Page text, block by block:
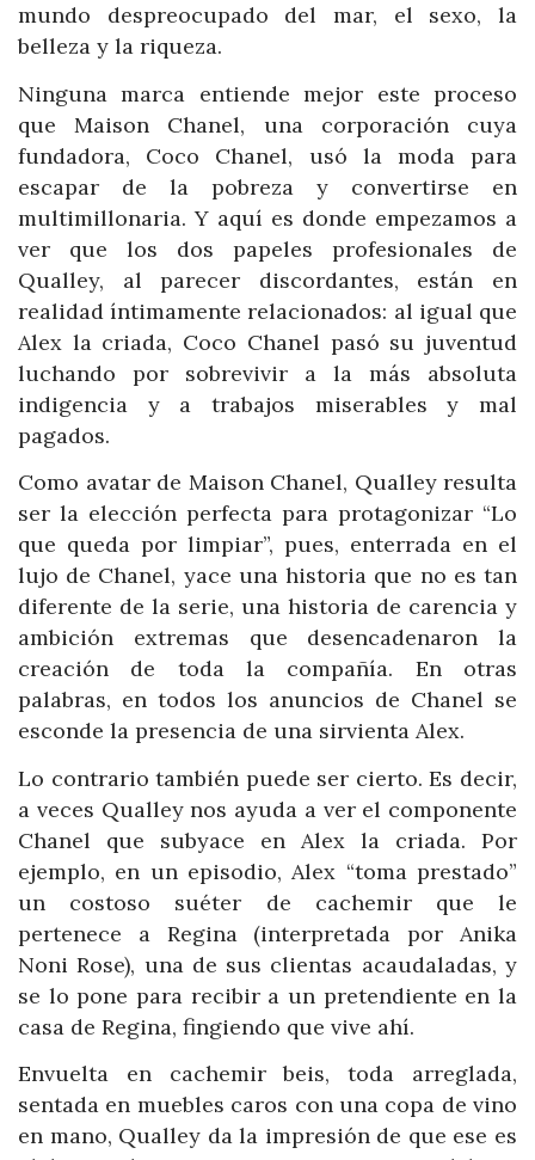
mundo despreocupado del mar, el sexo, la
belleza y la riqueza.
Ninguna marca entiende mejor este proceso
que Maison Chanel, una corporación cuya
fundadora, Coco Chanel, usó la moda para
escapar de la pobreza y convertirse en
multimillonaria. Y aquí es donde empezamos a
ver que los dos papeles profesionales de
Qualley, al parecer discordantes, están en
realidad íntimamente relacionados: al igual que
Alex la criada, Coco Chanel pasó su juventud
luchando por sobrevivir a la más absoluta
indigencia y a trabajos miserables y mal
pagados.
Como avatar de Maison Chanel, Qualley resulta
ser la elección perfecta para protagonizar “Lo
que queda por limpiar”, pues, enterrada en el
lujo de Chanel, yace una historia que no es tan
diferente de la serie, una historia de carencia y
ambición extremas que desencadenaron la
creación de toda la compañía. En otras
palabras, en todos los anuncios de Chanel se
esconde la presencia de una sirvienta Alex.
Lo contrario también puede ser cierto. Es decir,
a veces Qualley nos ayuda a ver el componente
Chanel que subyace en Alex la criada. Por
ejemplo, en un episodio, Alex “toma prestado”
un costoso suéter de cachemir que le
pertenece a Regina (interpretada por Anika
Noni Rose), una de sus clientas acaudaladas, y
se lo pone para recibir a un pretendiente en la
casa de Regina, fingiendo que vive ahí.
Envuelta en cachemir beis, toda arreglada,
sentada en muebles caros con una copa de vino
en mano, Qualley da la impresión de que ese es